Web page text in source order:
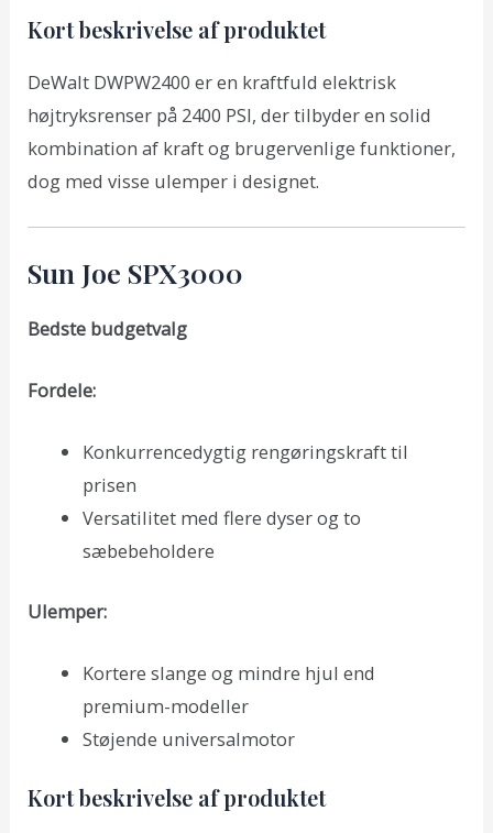
Kort beskrivelse af produktet
DeWalt DWPW2400 er en kraftfuld elektrisk
højtryksrenser på 2400 PSI, der tilbyder en solid
kombination af kraft og brugervenlige funktioner,
dog med visse ulemper i designet.
Sun Joe SPX3000
Bedste budgetvalg
Fordele:
Konkurrencedygtig rengøringskraft til
prisen
Versatilitet med flere dyser og to
sæbebeholdere
Ulemper:
Kortere slange og mindre hjul end
premium-modeller
Støjende universalmotor
Kort beskrivelse af produktet